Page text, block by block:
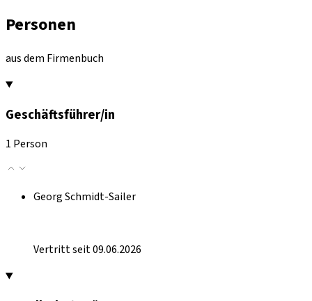
Personen
aus dem Firmenbuch
Geschäftsführer/in
1 Person
Georg Schmidt-Sailer
Vertritt seit 09.06.2026